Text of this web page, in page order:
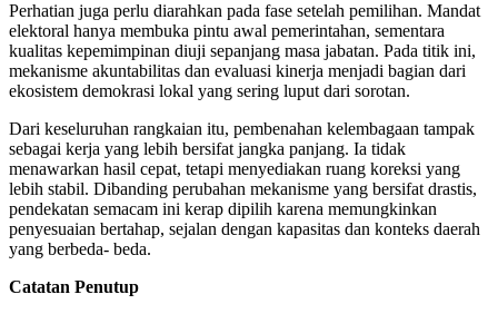
Perhatian juga perlu diarahkan pada fase setelah pemilihan. Mandat
elektoral hanya membuka pintu awal pemerintahan, sementara
kualitas kepemimpinan diuji sepanjang masa jabatan. Pada titik ini,
mekanisme akuntabilitas dan evaluasi kinerja menjadi bagian dari
ekosistem demokrasi lokal yang sering luput dari sorotan.
Dari keseluruhan rangkaian itu, pembenahan kelembagaan tampak
sebagai kerja yang lebih bersifat jangka panjang. Ia tidak
menawarkan hasil cepat, tetapi menyediakan ruang koreksi yang
lebih stabil. Dibanding perubahan mekanisme yang bersifat drastis,
pendekatan semacam ini kerap dipilih karena memungkinkan
penyesuaian bertahap, sejalan dengan kapasitas dan konteks daerah
yang berbeda- beda.
Catatan Penutup